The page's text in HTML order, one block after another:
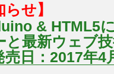
らせ】
& HTML5
と最新ウェブ
売日：2017年4